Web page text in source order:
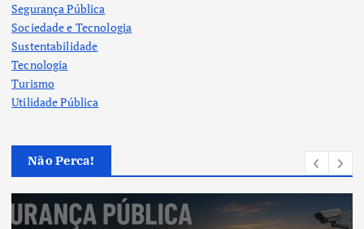
Segurança Pública
Sociedade e Tecnologia
Sustentabilidade
Tecnologia
Turismo
Utilidade Pública
Não Perca!